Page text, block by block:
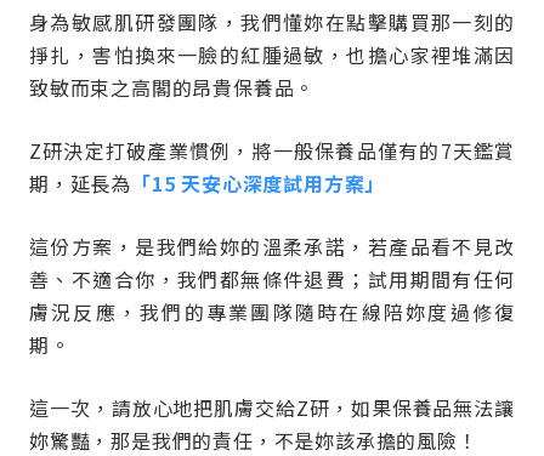
身為敏感肌研發團隊，我們懂妳在點擊購買那一刻的
掙扎，害怕換來一臉的紅腫過敏，也擔心家裡堆滿因
致敏而束之高閣的昂貴保養品。
Z研決定打破產業慣例，將一般保養品僅有的7天鑑賞
期，延長為 「15 天安心深度試用方案」
這份方案，是我們給妳的溫柔承諾，若產品看不見改
善、不適合你，我們都無條件退費；試用期間有任何
膚況反應，我們的專業團隊隨時在線陪妳度過修復
期。
這一次，請放心地把肌膚交給Z研，如果保養品無法讓
妳驚豔，那是我們的責任，不是妳該承擔的風險！